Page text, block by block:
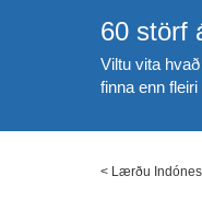
60 störf
Viltu vita
finna enn
< Lærðu